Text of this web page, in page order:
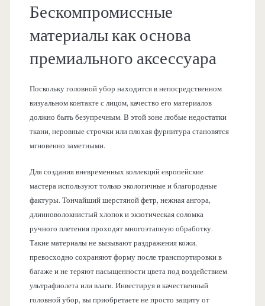
Бескомпромиссные
материалы как основа
премиального аксессуара
Поскольку головной убор находится в непосредственном
визуальном контакте с лицом, качество его материалов
должно быть безупречным. В этой зоне любые недостатки
ткани, неровные строчки или плохая фурнитура становятся
мгновенно заметными.
Для создания вневременных коллекций европейские
мастера используют только экологичные и благородные
фактуры. Тончайший шерстяной фетр, нежная ангора,
длинноволокнистый хлопок и экзотическая соломка
ручного плетения проходят многоэтапную обработку.
Такие материалы не вызывают раздражения кожи,
превосходно сохраняют форму после транспортировки в
багаже и не теряют насыщенности цвета под воздействием
ультрафиолета или влаги. Инвестируя в качественный
головной убор, вы приобретаете не просто защиту от